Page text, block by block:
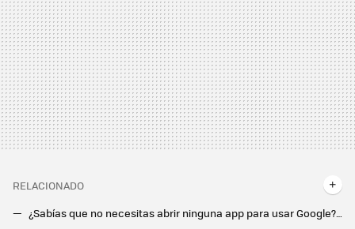
RELACIONADO